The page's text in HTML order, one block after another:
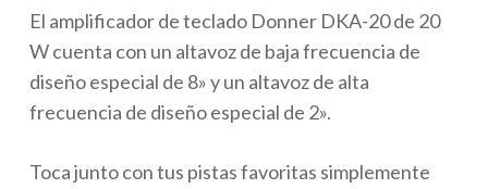
El amplificador de teclado Donner DKA-20 de 20
W cuenta con un altavoz de baja frecuencia de
diseño especial de 8» y un altavoz de alta
frecuencia de diseño especial de 2».
Toca junto con tus pistas favoritas simplemente